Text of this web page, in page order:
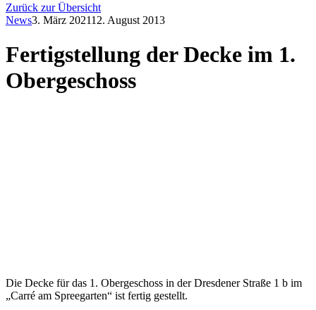
Zurück zur Übersicht
News3. März 202112. August 2013
Fertigstellung der Decke im 1.
Obergeschoss
Die Decke für das 1. Obergeschoss in der Dresdener Straße 1 b im
„Carré am Spreegarten“ ist fertig gestellt.